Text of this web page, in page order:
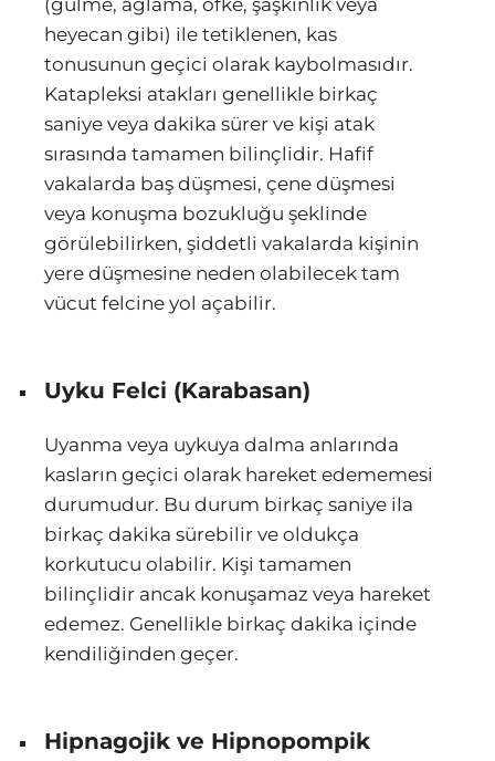
(gülme, ağlama, öfke, şaşkınlık veya
heyecan gibi) ile tetiklenen, kas
tonusunun geçici olarak kaybolmasıdır.
Katapleksi atakları genellikle birkaç
saniye veya dakika sürer ve kişi atak
sırasında tamamen bilinçlidir. Hafif
vakalarda baş düşmesi, çene düşmesi
veya konuşma bozukluğu şeklinde
görülebilirken, şiddetli vakalarda kişinin
yere düşmesine neden olabilecek tam
vücut felcine yol açabilir.
Uyku Felci (Karabasan)
Uyanma veya uykuya dalma anlarında
kasların geçici olarak hareket edememesi
durumudur. Bu durum birkaç saniye ila
birkaç dakika sürebilir ve oldukça
korkutucu olabilir. Kişi tamamen
bilinçlidir ancak konuşamaz veya hareket
edemez. Genellikle birkaç dakika içinde
kendiliğinden geçer.
Hipnagojik ve Hipnopompik